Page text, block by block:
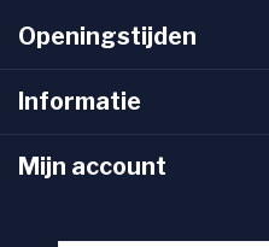
Openingstijden
Informatie
Mijn account